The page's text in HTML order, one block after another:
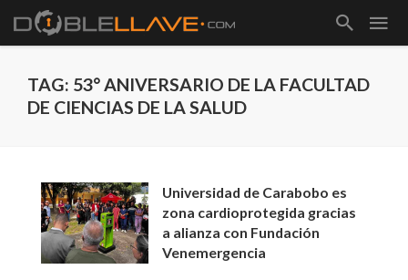
TAG: 53° ANIVERSARIO DE LA FACULTAD
DE CIENCIAS DE LA SALUD
Universidad de Carabobo es
zona cardioprotegida gracias
a alianza con Fundación
Venemergencia